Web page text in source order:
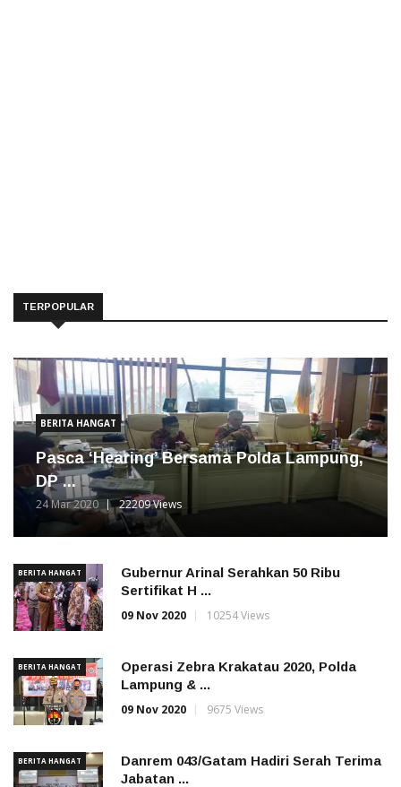
TERPOPULAR
BERITA HANGAT
Pasca ‘Hearing’ Bersama Polda Lampung,
DP ...
24 Mar 2020 22209 Views
BERITA HANGAT
Gubernur Arinal Serahkan 50 Ribu
Sertifikat H ...
09 Nov 2020
10254 Views
BERITA HANGAT
Operasi Zebra Krakatau 2020, Polda
Lampung & ...
09 Nov 2020
9675 Views
BERITA HANGAT
Danrem 043/Gatam Hadiri Serah Terima
Jabatan ...